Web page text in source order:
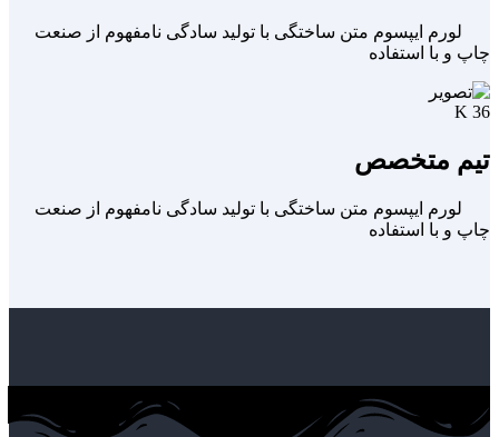
لورم ایپسوم متن ساختگی با تولید سادگی نامفهوم از صنعت
چاپ و با استفاده
36
K
تیم متخصص
لورم ایپسوم متن ساختگی با تولید سادگی نامفهوم از صنعت
چاپ و با استفاده